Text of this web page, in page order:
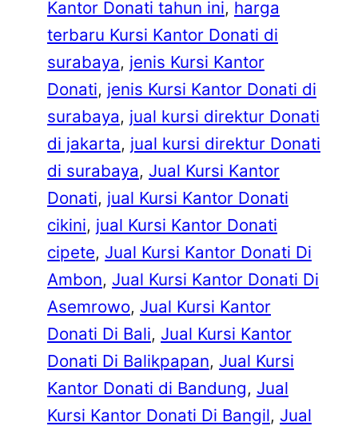
Kantor Donati tahun ini, harga
terbaru Kursi Kantor Donati di
surabaya, jenis Kursi Kantor
Donati, jenis Kursi Kantor Donati di
surabaya, jual kursi direktur Donati
di jakarta, jual kursi direktur Donati
di surabaya, Jual Kursi Kantor
Donati, jual Kursi Kantor Donati
cikini, jual Kursi Kantor Donati
cipete, Jual Kursi Kantor Donati Di
Ambon, Jual Kursi Kantor Donati Di
Asemrowo, Jual Kursi Kantor
Donati Di Bali, Jual Kursi Kantor
Donati Di Balikpapan, Jual Kursi
Kantor Donati di Bandung, Jual
Kursi Kantor Donati Di Bangil, Jual